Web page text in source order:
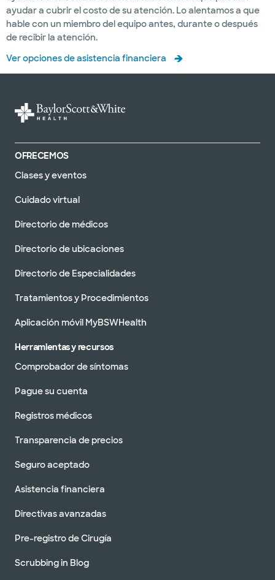
ayudar a cubrir el costo de su atención. Lo alentamos a que
hable con un miembro del equipo antes, durante o después
de recibir la atención.
Ver opciones de asistencia financiera
OFRECEMOS
Clases y eventos
Cuidado virtual
Directorio de médicos
Directorio de ubicaciones
Directorio de Especialidades
Tratamientos y Procedimientos
Aplicación móvil MyBSWHealth
Herramientas y recursos
Comprobador de síntomas
Pague su cuenta
Registros médicos
Transparencia de precios
Seguro aceptado
Asistencia financiera
Directivas avanzadas
Pre-registro de Cirugía
Scrubbing in Blog